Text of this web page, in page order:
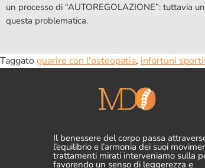
un processo di “AUTOREGOLAZIONE”: tuttavia
questa problematica.
Taggatoguarire con l'osteopatia, infortuni
Il benessere del corpo passa
l’equilibrio e l’armonia dei suoi
trattamenti mirati interveniamo sulla
favorendo un senso di leggerezza e